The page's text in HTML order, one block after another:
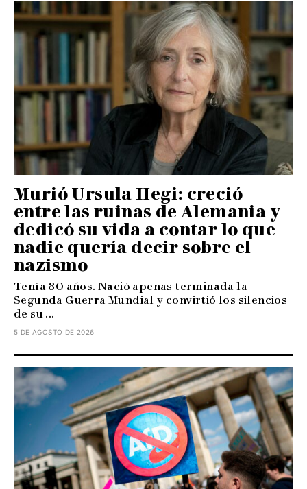
Murió Ursula Hegi: creció
entre las ruinas de Alemania y
dedicó su vida a contar lo que
nadie quería decir sobre el
nazismo
Tenía 80 años. Nació apenas terminada la
Segunda Guerra Mundial y convirtió los silencios
de su ...
5 DE AGOSTO DE 2026